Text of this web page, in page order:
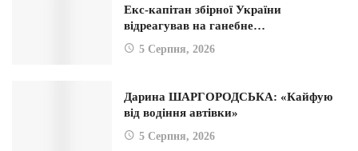
Екс-капітан збірної України
відреагував на ганебне…
5 Серпня, 2026
Дарина ШАРГОРОДСЬКА: «Кайфую
від водіння автівки»
5 Серпня, 2026